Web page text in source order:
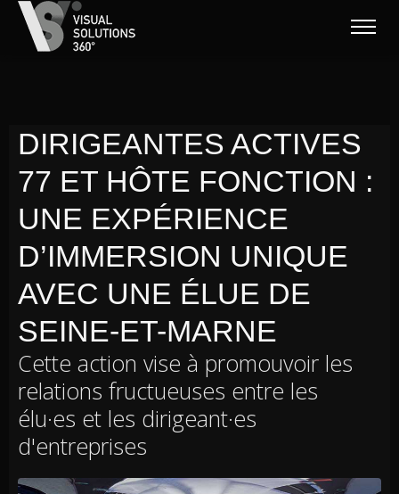
DIRIGEANTES ACTIVES
77 ET HÔTE FONCTION :
UNE EXPÉRIENCE
D’IMMERSION UNIQUE
AVEC UNE ÉLUE DE
SEINE-ET-MARNE
Cette action vise à promouvoir les
relations fructueuses entre les
élu·es et les dirigeant·es
d'entreprises